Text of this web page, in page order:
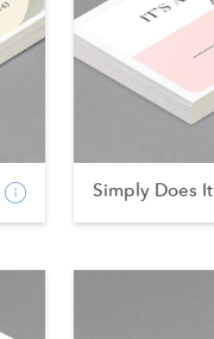
Simply Does It